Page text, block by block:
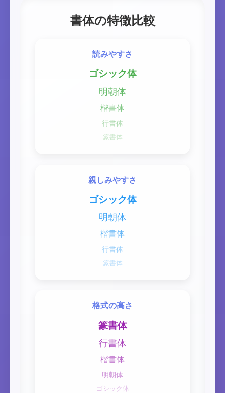
書体の特徴比較
読みやすさ
ゴシック体
明朝体
楷書体
行書体
篆書体
親しみやすさ
ゴシック体
明朝体
楷書体
行書体
篆書体
格式の高さ
篆書体
行書体
楷書体
明朝体
ゴシック体